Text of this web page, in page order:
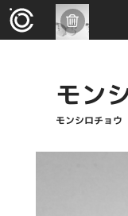
モン
モンシロチョ